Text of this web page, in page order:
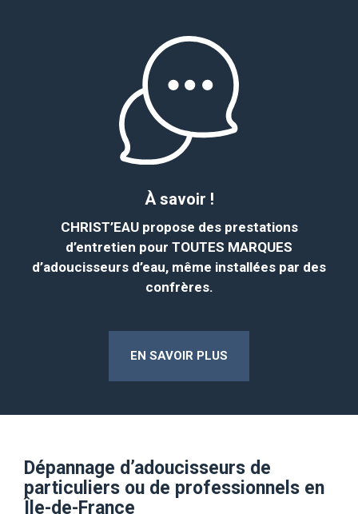
À savoir !
CHRIST’EAU propose des prestations
d’entretien pour TOUTES MARQUES
d’adoucisseurs d’eau, même installées par des
confrères.
EN SAVOIR PLUS
Dépannage d’adoucisseurs de
particuliers ou de professionnels en
Île-de-France